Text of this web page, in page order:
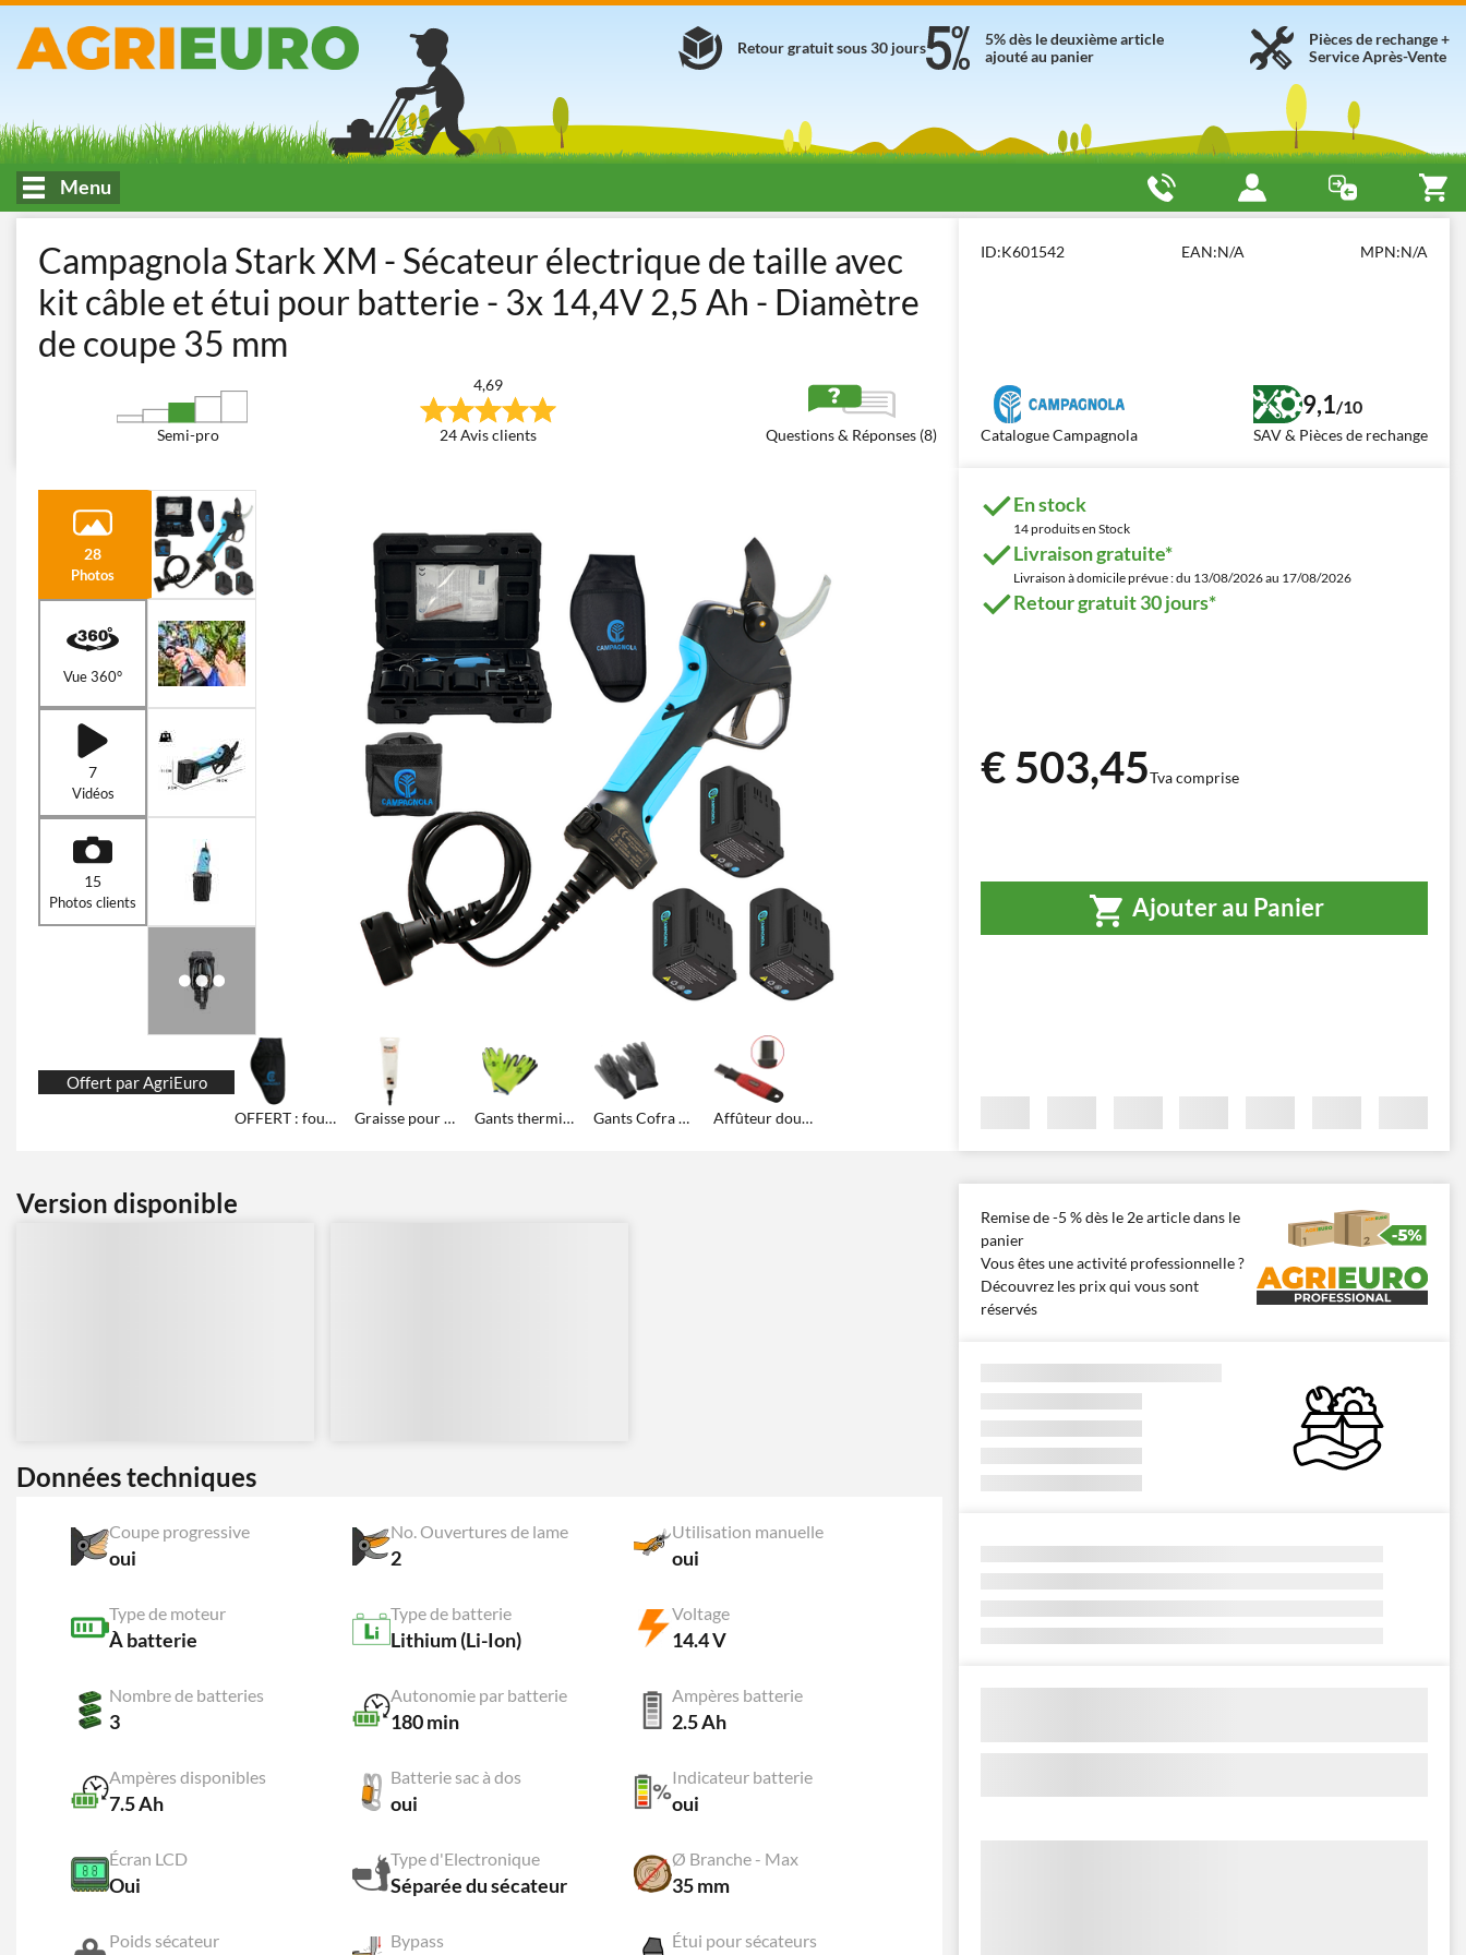
Pièces de rechange +
Service Après-Vente
5% dès le deuxième article
ajouté au panier
Retour gratuit sous 30 jours
Menu
Campagnola Stark XM - Sécateur électrique de taille avec
kit câble et étui pour batterie - 3x 14,4V 2,5 Ah - Diamètre
de coupe 35 mm
Semi-pro
4,69
24 Avis clients Questions & Réponses (8)
ID:K601542 EAN:N/A MPN:N/A
Catalogue Campagnola
9,1/10
SAV & Pièces de rechange
28
Photos
Vue 360°
7
Vidéos
15
Photos clients
Offert par AgriEuro
OFFERT : fourreau Campagnola Graisse pour engrenages 125 ml Gants thermiques Deltaplus Gants Cofra Airplume Affûteur double pour lame de taille
En stock
14 produits en Stock
Livraison gratuite*
Livraison à domicile prévue : du 13/08/2026 au 17/08/2026
Retour gratuit 30 jours*
€ 503,45Tva comprise
Ajouter au Panier
Version disponible
Données techniques
Coupe progressive
oui
No. Ouvertures de lame
2
Utilisation manuelle
oui
Type de moteur
À batterie
Type de batterie
Lithium (Li-Ion)
Voltage
14.4 V
Nombre de batteries
3
Autonomie par batterie
180 min
Ampères batterie
2.5 Ah
Ampères disponibles
7.5 Ah
Batterie sac à dos
oui
Indicateur batterie
oui
Écran LCD
Oui
Type d'Electronique
Séparée du sécateur
Ø Branche - Max
35 mm
Poids sécateur Bypass Étui pour sécateurs
Remise de -5 % dès le 2e article dans le
panier
Vous êtes une activité professionnelle ?
Découvrez les prix qui vous sont
réservés